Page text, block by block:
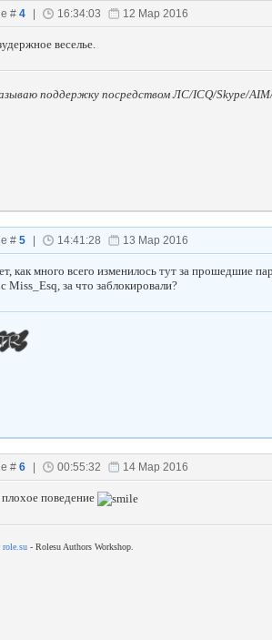
# 4 16:34:03 12 Мар 2016
веселье.
поддержку посредством ЛС/ICQ/Skype/
# 5 14:41:28 13 Мар 2016
как много всего изменилось тут за прошедшие
Miss_Esq, за что заблокировали?
# 6 00:55:32 14 Мар 2016
плохое поведение
role.su- Rolesu Authors Workshop.